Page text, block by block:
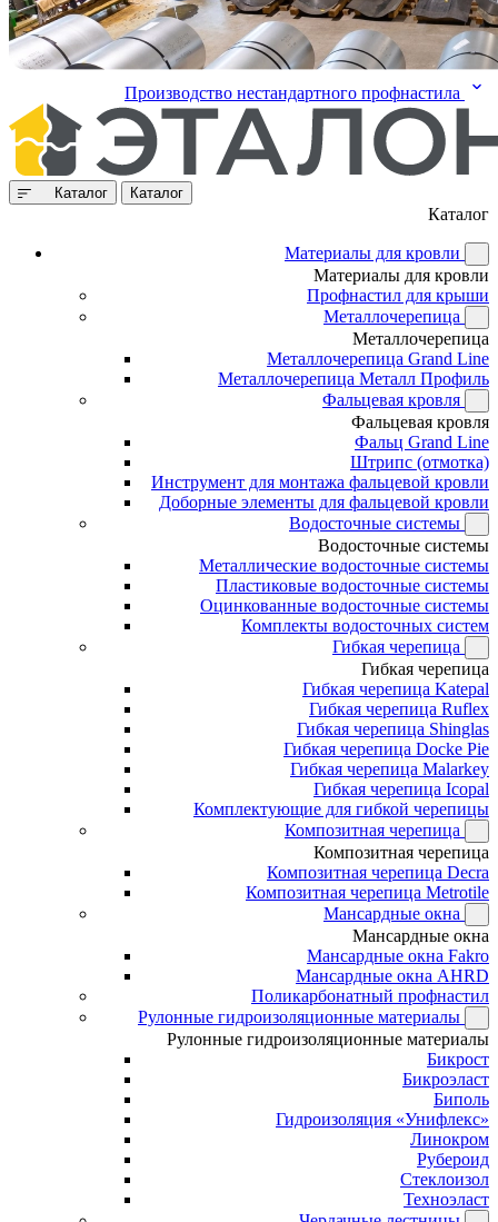
Производство нестандартного профнастила
Каталог Каталог
Каталог
Материалы для кровли
Материалы для кровли
Профнастил для крыши
Металлочерепица
Металлочерепица
Металлочерепица Grand Line
Металлочерепица Металл Профиль
Фальцевая кровля
Фальцевая кровля
Фальц Grand Line
Штрипс (отмотка)
Инструмент для монтажа фальцевой кровли
Доборные элементы для фальцевой кровли
Водосточные системы
Водосточные системы
Металлические водосточные системы
Пластиковые водосточные системы
Оцинкованные водосточные системы
Комплекты водосточных систем
Гибкая черепица
Гибкая черепица
Гибкая черепица Katepal
Гибкая черепица Ruflex
Гибкая черепица Shinglas
Гибкая черепица Docke Pie
Гибкая черепица Malarkey
Гибкая черепица Icopal
Комплектующие для гибкой черепицы
Композитная черепица
Композитная черепица
Композитная черепица Decra
Композитная черепица Metrotile
Мансардные окна
Мансардные окна
Мансардные окна Fakro
Мансардные окна AHRD
Поликарбонатный профнастил
Рулонные гидроизоляционные материалы
Рулонные гидроизоляционные материалы
Бикрост
Бикроэласт
Биполь
Гидроизоляция «Унифлекс»
Линокром
Рубероид
Стеклоизол
Техноэласт